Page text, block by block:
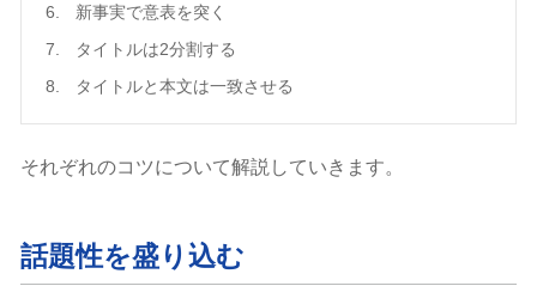
新事実で意表を突く
タイトルは2分割する
タイトルと本文は一致させる
それぞれのコツについて解説していきます。
話題性を盛り込む